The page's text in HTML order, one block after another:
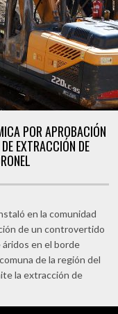
POR APROBACIÓN
EXTRACCIÓN DE
en la comunidad
de un controvertido
en el borde
de la región del
la extracción de